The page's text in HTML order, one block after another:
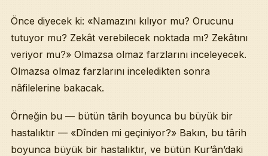
Önce diyecek ki: «Namazını kılıyor mu? Orucunu
tutuyor mu? Zekât verebilecek noktada mı? Zekâtını
veriyor mu?» Olmazsa olmaz farzlarını inceleyecek.
Olmazsa olmaz farzlarını inceledikten sonra
nâfilelerine bakacak.
Örneğin bu — bütün târih boyunca bu büyük bir
hastalıktır — «Dînden mi geçiniyor?» Bakın, bu târih
boyunca büyük bir hastalıktır, ve bütün Kur’ân’daki